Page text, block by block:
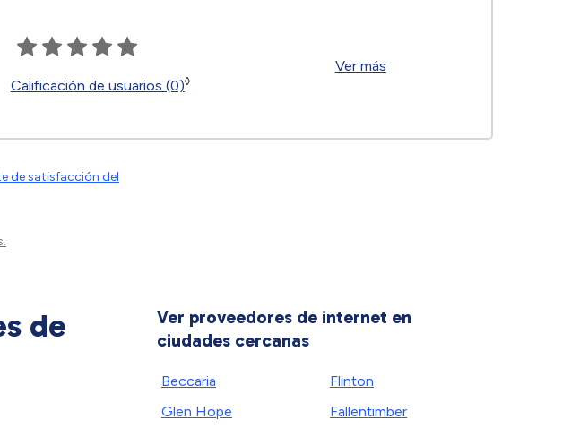
Calificación de usuarios (0)◊
Ver más
de satisfacción del
de
Ver proveedores de internet en
ciudades cercanas
Beccaria
Glen Hope
Flinton
Fallentimber